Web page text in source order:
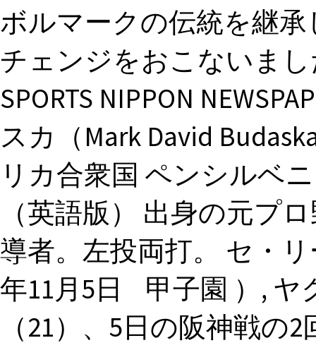
ボルマークの伝統を継
チェンジをおこないま
SPORTS NIPPON
スカ（Mark David
リカ合衆国 ペンシルベ
（英語版） 出身の元プ
導者。左投両打。 セ・
年11月5日 甲子園 ）, ヤ
（21）、5日の阪神戦の